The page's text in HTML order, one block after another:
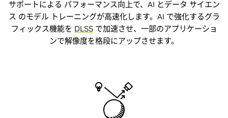
サポートによる パフォーマンス向上で、AI とデータ サイエン
ス のモデル トレーニングが高速化します。AI で強化するグラ
フィックス機能を DLSSで加速させ、一部のアプリケーショ
ンで解像度を格段にアップさせます。